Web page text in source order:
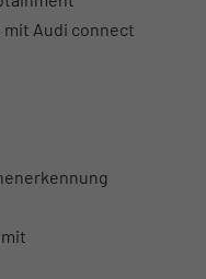
Audi connect